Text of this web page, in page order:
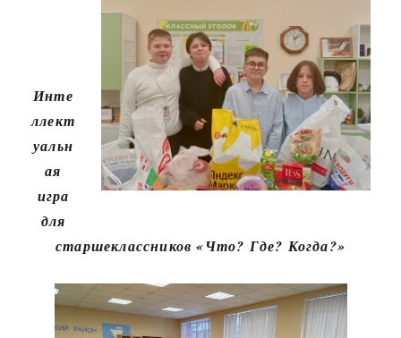
Инте
ллект
уальн
ая
игра
для
старшеклассников «Что? Где? Когда?»